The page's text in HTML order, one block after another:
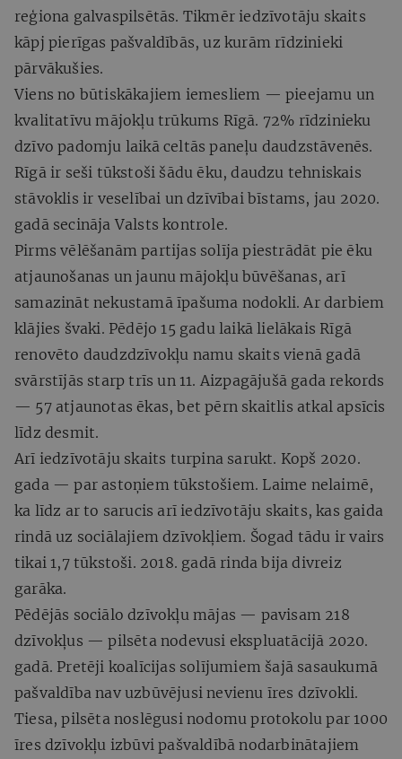
reģiona galvaspilsētās. Tikmēr iedzīvotāju skaits
kāpj pierīgas pašvaldībās, uz kurām rīdzinieki
pārvākušies.
Viens no būtiskākajiem iemesliem — pieejamu un
kvalitatīvu mājokļu trūkums Rīgā. 72% rīdzinieku
dzīvo padomju laikā celtās paneļu daudzstāvenēs.
Rīgā ir seši tūkstoši šādu ēku, daudzu tehniskais
stāvoklis ir veselībai un dzīvībai bīstams, jau 2020.
gadā secināja Valsts kontrole.
Pirms vēlēšanām partijas solīja piestrādāt pie ēku
atjaunošanas un jaunu mājokļu būvēšanas, arī
samazināt nekustamā īpašuma nodokli. Ar darbiem
klājies švaki. Pēdējo 15 gadu laikā lielākais Rīgā
renovēto daudzdzīvokļu namu skaits vienā gadā
svārstījās starp trīs un 11. Aizpagājušā gada rekords
— 57 atjaunotas ēkas, bet pērn skaitlis atkal apsīcis
līdz desmit.
Arī iedzīvotāju skaits turpina sarukt. Kopš 2020.
gada — par astoņiem tūkstošiem. Laime nelaimē,
ka līdz ar to sarucis arī iedzīvotāju skaits, kas gaida
rindā uz sociālajiem dzīvokļiem. Šogad tādu ir vairs
tikai 1,7 tūkstoši. 2018. gadā rinda bija divreiz
garāka.
Pēdējās sociālo dzīvokļu mājas — pavisam 218
dzīvokļus — pilsēta nodevusi ekspluatācijā 2020.
gadā. Pretēji koalīcijas solījumiem šajā sasaukumā
pašvaldība nav uzbūvējusi nevienu īres dzīvokli.
Tiesa, pilsēta noslēgusi nodomu protokolu par 1000
īres dzīvokļu izbūvi pašvaldībā nodarbinātajiem